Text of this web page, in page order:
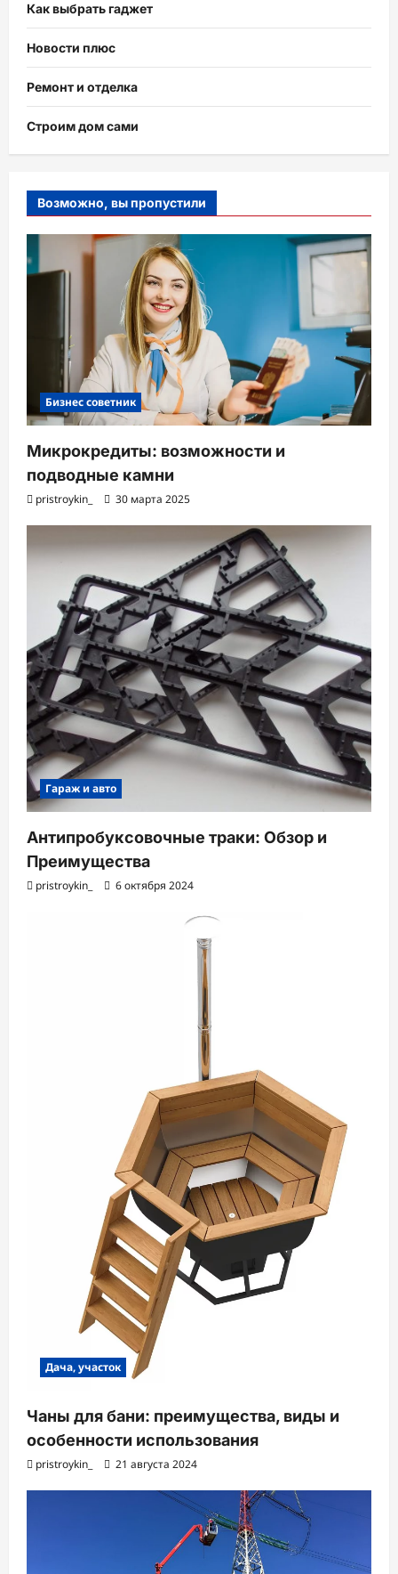
Как выбрать гаджет
Новости плюс
Ремонт и отделка
Строим дом сами
Возможно, вы пропустили
Бизнес советник
Микрокредиты: возможности и
подводные камни
pristroykin_ 30 марта 2025
Гараж и авто
Антипробуксовочные траки: Обзор и
Преимущества
pristroykin_ 6 октября 2024
Дача, участок
Чаны для бани: преимущества, виды и
особенности использования
pristroykin_ 21 августа 2024